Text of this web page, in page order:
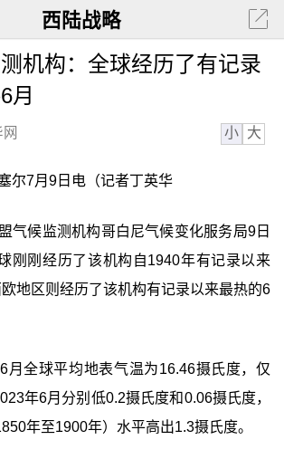
西陆战略
机构：全球经历了有记录
月
小 大
尔7月9日电（记者丁英华
气候监测机构哥白尼气候变化服务局9日
刚刚经历了该机构自1940年有记录以来
地区则经历了该机构有记录以来最热的6
月全球平均地表气温为16.46摄氏度，仅
年6月分别低0.2摄氏度和0.06摄氏度，
年至1900年）水平高出1.3摄氏度。